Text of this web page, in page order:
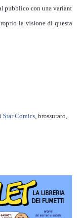
pubblico con una variant
la visione di questa
Comics, brossurato,